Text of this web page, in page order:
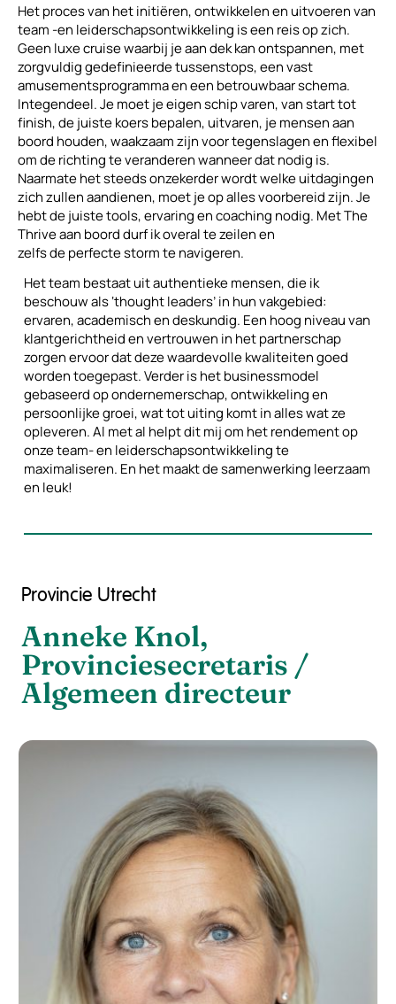
Het proces van het initiëren, ontwikkelen en uitvoeren van
team -en leiderschapsontwikkeling is een reis op zich.
Geen luxe cruise waarbij je aan dek kan ontspannen, met
zorgvuldig gedefinieerde tussenstops, een vast
amusementsprogramma en een betrouwbaar schema.
Integendeel. Je moet je eigen schip varen, van start tot
finish, de juiste koers bepalen, uitvaren, je mensen aan
boord houden, waakzaam zijn voor tegenslagen en flexibel
om de richting te veranderen wanneer dat nodig is.
Naarmate het steeds onzekerder wordt welke uitdagingen
zich zullen aandienen, moet je op alles voorbereid zijn. Je
hebt de juiste tools, ervaring en coaching nodig. Met The
Thrive aan boord durf ik overal te zeilen en
zelfs de perfecte storm te navigeren.
Het team bestaat uit authentieke mensen, die ik
beschouw als ‘thought leaders’ in hun vakgebied:
ervaren, academisch en deskundig. Een hoog niveau van
klantgerichtheid en vertrouwen in het partnerschap
zorgen ervoor dat deze waardevolle kwaliteiten goed
worden toegepast. Verder is het businessmodel
gebaseerd op ondernemerschap, ontwikkeling en
persoonlijke groei, wat tot uiting komt in alles wat ze
opleveren. Al met al helpt dit mij om het rendement op
onze team- en leiderschapsontwikkeling te
maximaliseren. En het maakt de samenwerking leerzaam
en leuk!
Provincie Utrecht
Anneke Knol,
Provinciesecretaris /
Algemeen directeur